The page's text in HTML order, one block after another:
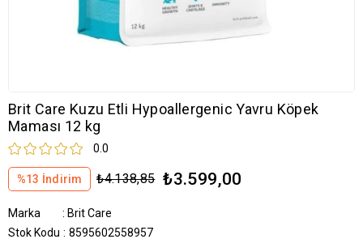
Brit Care Kuzu Etli Hypoallergenic Yavru Köpek
Maması 12 kg
0.0
%13 İndirim ₺4.138,85 ₺3.599,00
Marka : Brit Care
Stok Kodu
8595602558957